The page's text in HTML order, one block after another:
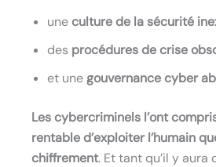
uneculture de la sécurité
des procédures de crise
et une gouvernance cyber
Les cybercriminels l’ont
rentable d’exploiter l’humain
chiffrement. Et tant qu’il y aura